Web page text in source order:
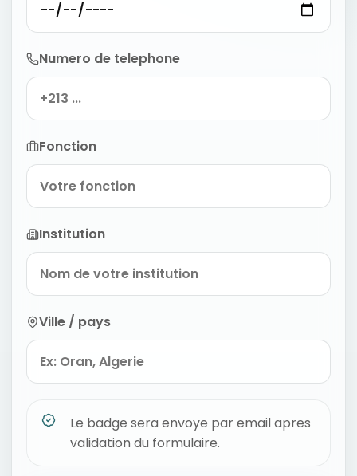
Numero de telephone
Fonction
Institution
Ville / pays
Le badge sera envoye par email apres
validation du formulaire.